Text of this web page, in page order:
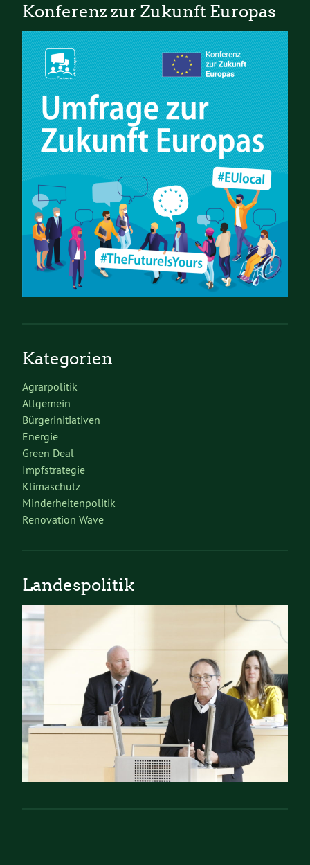
Konferenz zur Zukunft Europas
Kategorien
Agrarpolitik
Allgemein
Bürgerinitiativen
Energie
Green Deal
Impfstrategie
Klimaschutz
Minderheitenpolitik
Renovation Wave
Landespolitik